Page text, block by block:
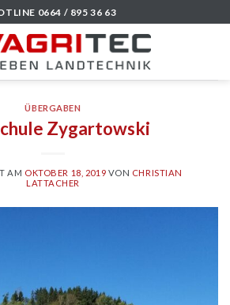
0664 / 895 36 63
ÜBERGABEN
Zygartowski
AM OKTOBER 18, 2019 VON CHRISTIAN
LATTACHER